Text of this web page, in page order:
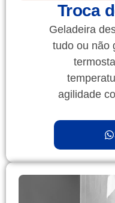
Troca
Geladeira
tudo ou não
agilidade